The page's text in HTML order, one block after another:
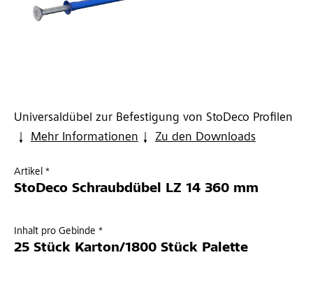
Universaldübel zur Befestigung von StoDeco Profilen
Mehr Informationen
Zu den Downloads
Artikel *
StoDeco Schraubdübel LZ 14 360 mm
Inhalt pro Gebinde *
25 Stück Karton/1800 Stück Palette